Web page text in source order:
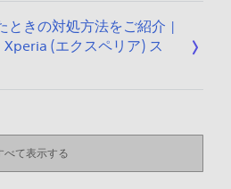
ときの対処方法をご紹介 |
(エクスペリア) ス
べて表示する